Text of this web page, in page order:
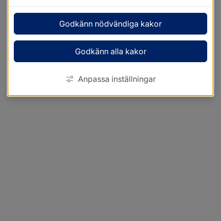
Godkänn nödvändiga kakor
Godkänn alla kakor
Anpassa inställningar